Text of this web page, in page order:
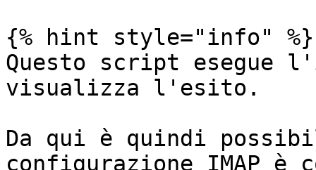
{% hint style="info" %}
Questo script esegue
visualizza l'esito.
Da qui è quindi
configurazione IMAP